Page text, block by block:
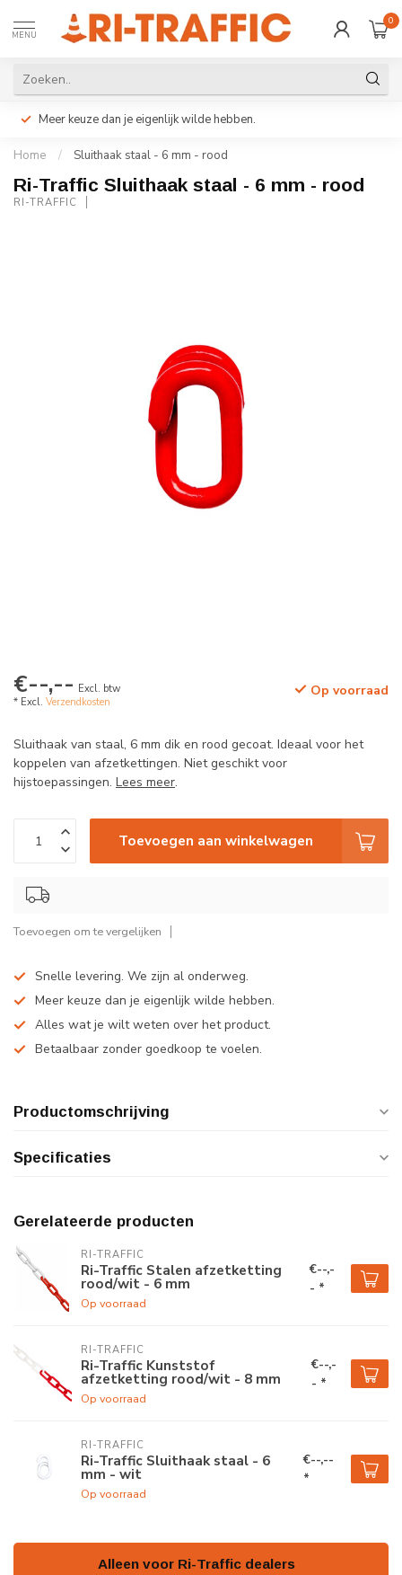
MENU
0
Meer keuze dan je eigenlijk wilde hebben.
Home / Sluithaak staal - 6 mm - rood
Ri-Traffic Sluithaak staal - 6 mm - rood
RI-TRAFFIC
€--,-- Excl. btw
* Excl. Verzendkosten
Op voorraad
Sluithaak van staal, 6 mm dik en rood gecoat. Ideaal voor het
koppelen van afzetkettingen. Niet geschikt voor
hijstoepassingen. Lees meer.
Toevoegen aan winkelwagen
Toevoegen om te vergelijken
Snelle levering. We zijn al onderweg.
Meer keuze dan je eigenlijk wilde hebben.
Alles wat je wilt weten over het product.
Betaalbaar zonder goedkoop te voelen.
Productomschrijving
Specificaties
Gerelateerde producten
RI-TRAFFIC
Ri-Traffic Stalen afzetketting
rood/wit - 6 mm
Op voorraad
€--,-
- *
RI-TRAFFIC
Ri-Traffic Kunststof
afzetketting rood/wit - 8 mm
Op voorraad
€--,-
- *
RI-TRAFFIC
Ri-Traffic Sluithaak staal - 6
mm - wit
Op voorraad
€--,--
*
Alleen voor Ri-Traffic dealers